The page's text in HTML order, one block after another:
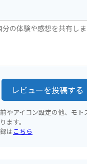
レビューを投稿する
やアイコン設定の他、モト
ます。
はこちら